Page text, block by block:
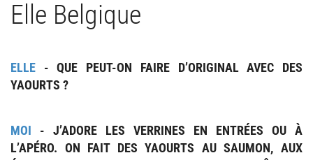
Elle Belgique
ELLE - QUE PEUT-ON FAIRE D’ORIGINALAVEC DES
YAOURTS ?
MOI - J’ADORE LES VERRINES EN ENTRÉES OU À
L’APÉRO. ON FAIT DES YAOURTS AU SAUMON, AUX